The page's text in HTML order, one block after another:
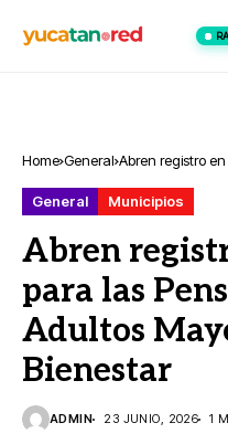
Home General Abren registro
General
Municipios
Abren
para las
Adultos
Bienestar
ADMIN 23 JUNIO, 2026 1